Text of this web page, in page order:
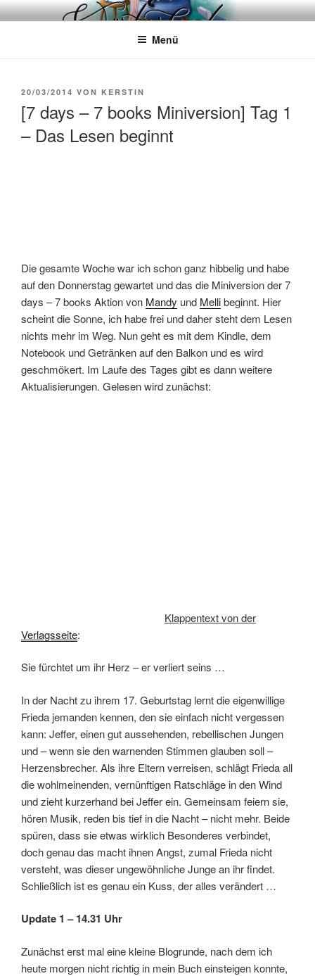
Zum
InhaltWÖRTERKATZE
Von Büchern erzählen
Menü
VERÖFFENTLICHT
20/03/2014 VON KERSTIN
[7 days – 7 books Miniversion] Tag 1
– Das Lesen beginnt
Die gesamte Woche war ich schon ganz hibbelig und habe
auf den Donnerstag gewartet und das die Miniversion der 7
days – 7 books Aktion von Mandy und Mellibeginnt. Hier
scheint die Sonne, ich habe frei und daher steht dem Lesen
nichts mehr im Weg. Nun geht es mit dem Kindle, dem
Notebook und Getränken auf den Balkon und es wird
geschmökert. Im Laufe des Tages gibt es dann weitere
Aktualisierungen. Gelesen wird zunächst:
Klappentext von der
Verlagsseite:
Sie fürchtet um ihr Herz – er verliert seins …
In der Nacht zu ihrem 17. Geburtstag lernt die eigenwillige
Frieda jemanden kennen, den sie einfach nicht vergessen
kann: Jeffer, einen gut aussehenden, rebellischen Jungen
und – wenn sie den warnenden Stimmen glauben soll –
Herzensbrecher. Als ihre Eltern verreisen, schlägt Frieda all
die wohlmeinenden, vernünftigen Ratschläge in den Wind
und zieht kurzerhand bei Jeffer ein. Gemeinsam feiern sie,
hören Musik, reden bis tief in die Nacht – nicht mehr. Beide
spüren, dass sie etwas wirklich Besonderes verbindet,
doch genau das macht ihnen Angst, zumal Frieda nicht
versteht, was dieser ungewöhnliche Junge an ihr findet.
Schließlich ist es genau ein Kuss, der alles verändert …
Update 1 – 14.31 Uhr
Zunächst erst mal eine kleine Blogrunde, nach dem ich
heute morgen nicht richtig in mein Buch einsteigen konnte,